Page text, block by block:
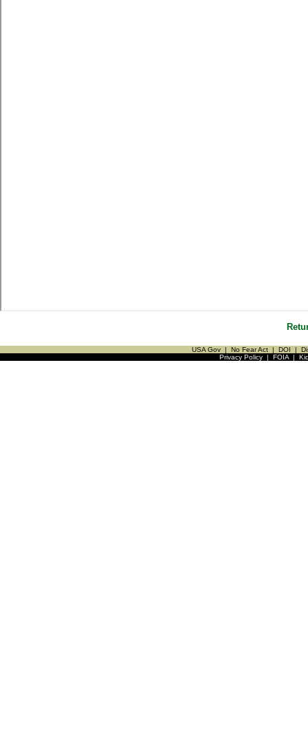
USA Gov | No Fear Act | DOI |
Privacy Policy| FOIA|